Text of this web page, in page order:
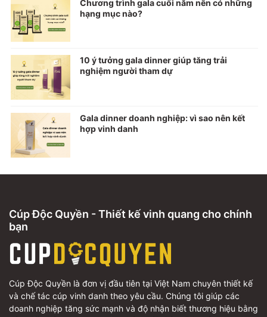
Chương trình gala cuối năm nên có những
hạng mục nào?
10 ý tưởng gala dinner giúp tăng trải
nghiệm người tham dự
Gala dinner doanh nghiệp: vì sao nên kết
hợp vinh danh
Cúp Độc Quyền - Thiết kế vinh quang cho chính
bạn
Cúp Độc Quyền là đơn vị đầu tiên tại Việt Nam chuyên thiết kế
và chế tác cúp vinh danh theo yêu cầu. Chúng tôi giúp các
doanh nghiệp tăng sức mạnh và độ nhận biết thương hiệu bằng